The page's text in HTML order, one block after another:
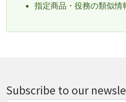
指定商品・役務の類似情
Subscribe to our